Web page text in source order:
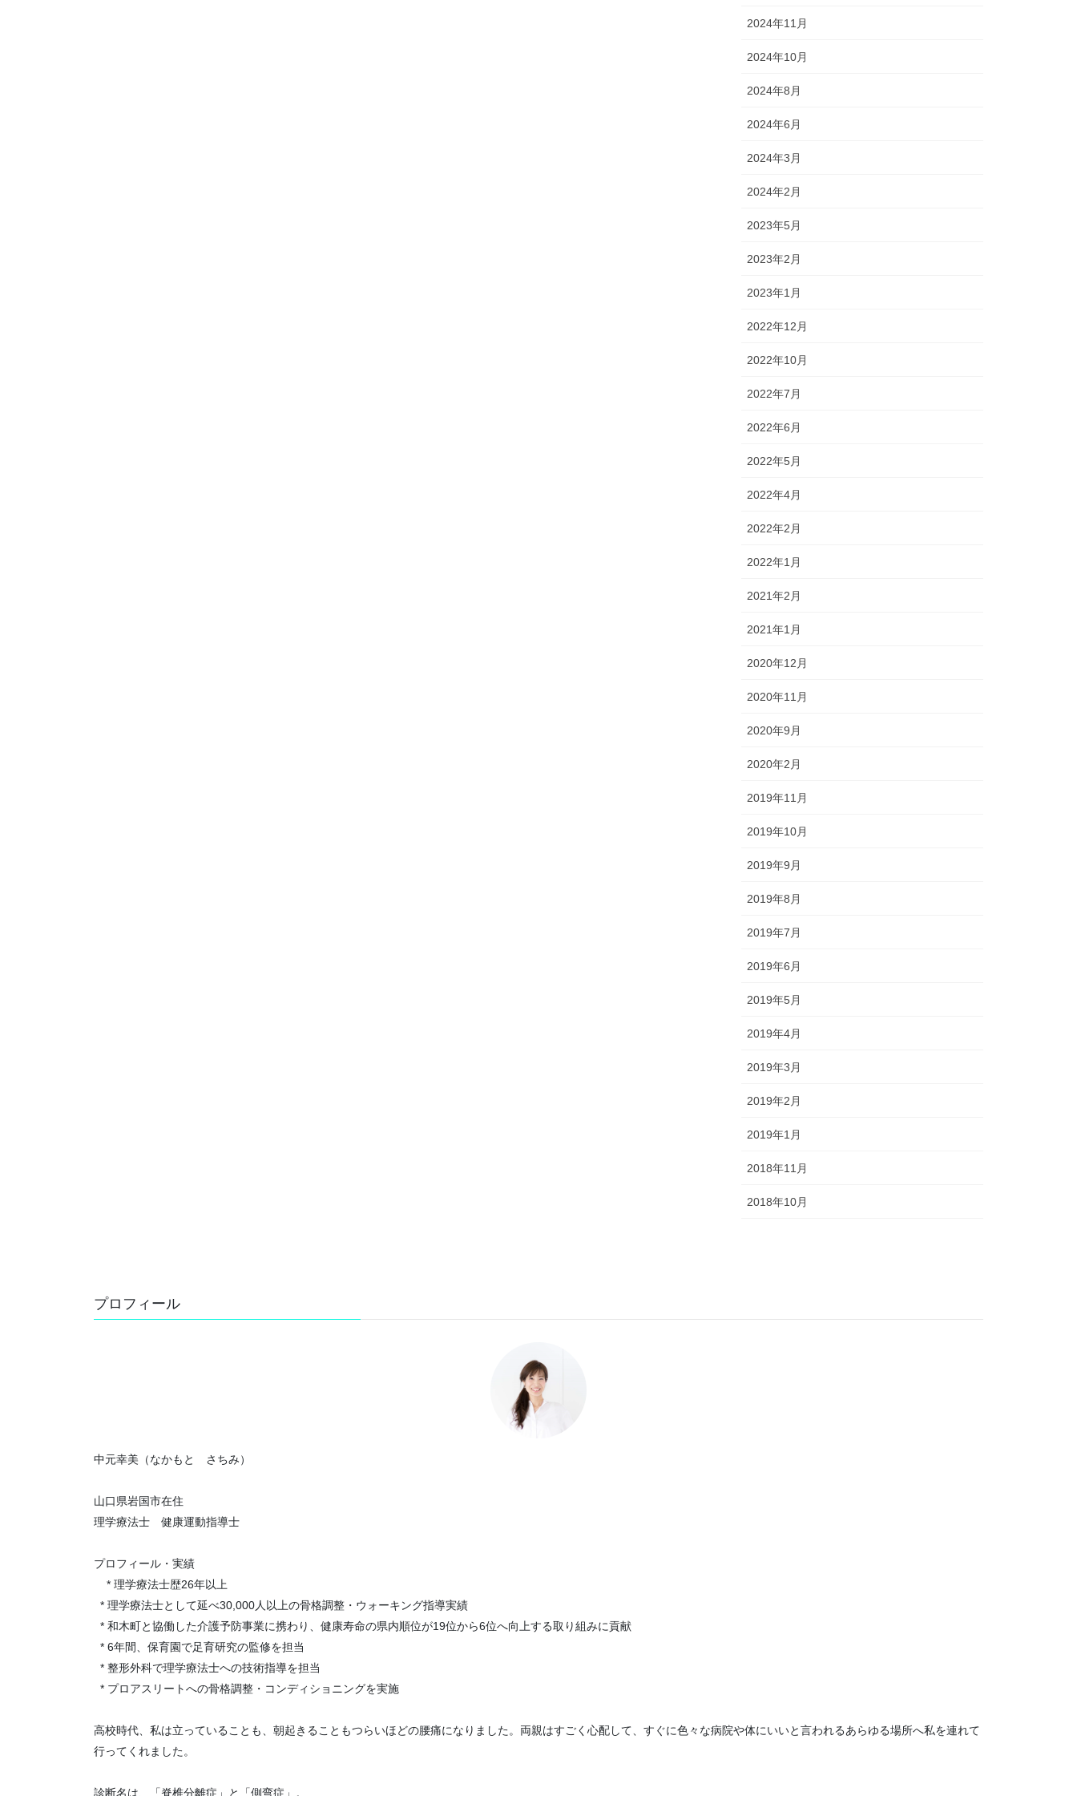
2024年11月
2024年10月
2024年8月
2024年6月
2024年3月
2024年2月
2023年5月
2023年2月
2023年1月
2022年12月
2022年10月
2022年7月
2022年6月
2022年5月
2022年4月
2022年2月
2022年1月
2021年2月
2021年1月
2020年12月
2020年11月
2020年9月
2020年2月
2019年11月
2019年10月
2019年9月
2019年8月
2019年7月
2019年6月
2019年5月
2019年4月
2019年3月
2019年2月
2019年1月
2018年11月
2018年10月
プロフィール
中元幸美（なかもと さちみ）
山口県岩国市在住
理学療法士 健康運動指導士
プロフィール・実績
* 理学療法士歴26年以上
* 理学療法士として延べ30,000人以上の骨格調整・ウォーキング指導実績
* 和木町と協働した介護予防事業に携わり、健康寿命の県内順位が19位から6位へ向上する取り組みに貢献
* 6年間、保育園で足育研究の監修を担当
* 整形外科で理学療法士への技術指導を担当
* プロアスリートへの骨格調整・コンディショニングを実施
高校時代、私は立っていることも、朝起きることもつらいほどの腰痛になりました。両親はすごく心配して、すぐに色々な病院や体にいいと言われるあらゆる場所へ私を連れて
行ってくれました。
診断名は、「脊椎分離症」と「側弯症」。